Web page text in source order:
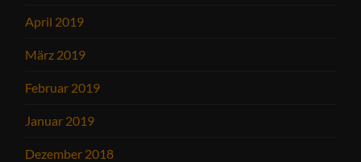
April 2019
März 2019
Februar 2019
Januar 2019
Dezember 2018